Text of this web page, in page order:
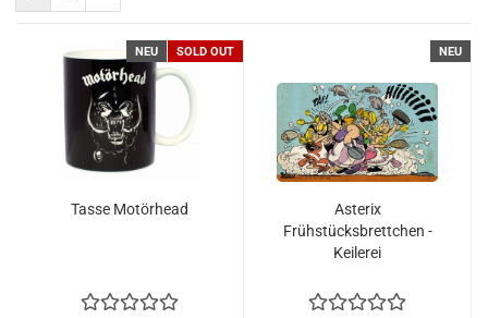
NEU SOLD OUT
Tasse Motörhead
NEU
Asterix
Frühstücksbrettchen -
Keilerei